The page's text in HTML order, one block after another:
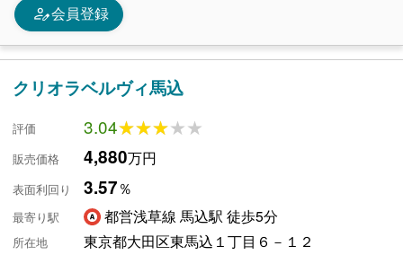
person_edit会員登録
クリオラベルヴィ馬込
評価 3.04★★★★★
★★★★★
販売価格 4,880万円
表面利回り 3.57％
最寄り駅 都営浅草線 馬込駅 徒歩5分
所在地 東京都大田区東馬込１丁目６－１２